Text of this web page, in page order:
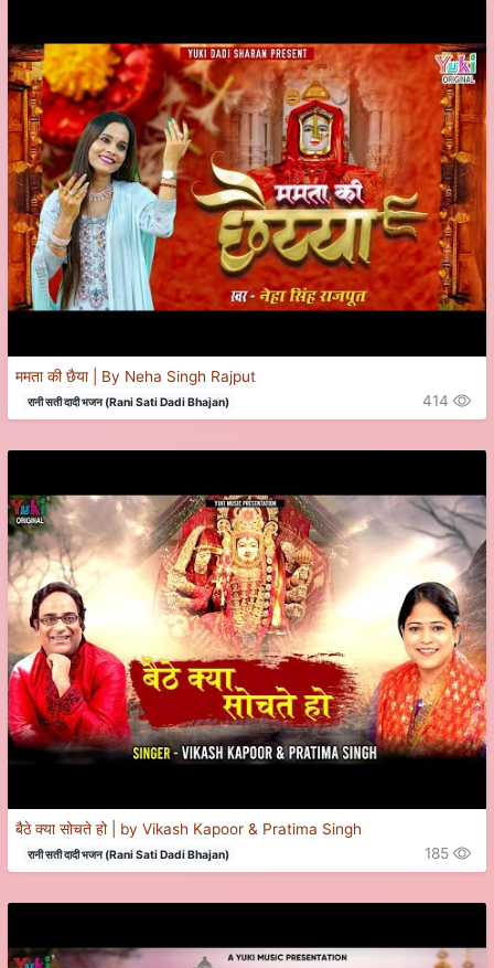
ममता की छैया | By Neha Singh Rajput
रानी सती दादी भजन (Rani Sati Dadi Bhajan) 414
बैठे क्या सोचते हो | by Vikash Kapoor & Pratima Singh
रानी सती दादी भजन (Rani Sati Dadi Bhajan) 185